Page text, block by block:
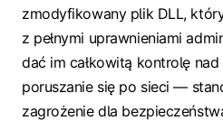
zmodyfikowany plik DLL,
z pełnymi uprawnieniami
dać im całkowitą kontrolę
poruszanie się po sieci —
zagrożenie dla